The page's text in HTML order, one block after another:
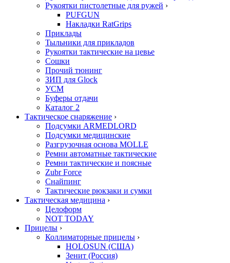
Рукоятки пистолетные для ружей ›
PUFGUN
Накладки RatGrips
Приклады
Тыльники для прикладов
Рукоятки тактические на цевье
Сошки
Прочий тюнинг
ЗИП для Glock
УСМ
Буферы отдачи
Каталог 2
Тактическое снаряжение ›
Подсумки ARMEDLORD
Подсумки медицинские
Разгрузочная основа MOLLE
Ремни автоматные тактические
Ремни тактические и поясные
Zubr Force
Снайпинг
Тактические рюкзаки и сумки
Тактическая медицина ›
Целоформ
NOT TODAY
Прицелы ›
Коллиматорные прицелы ›
HOLOSUN (США)
Зенит (Россия)